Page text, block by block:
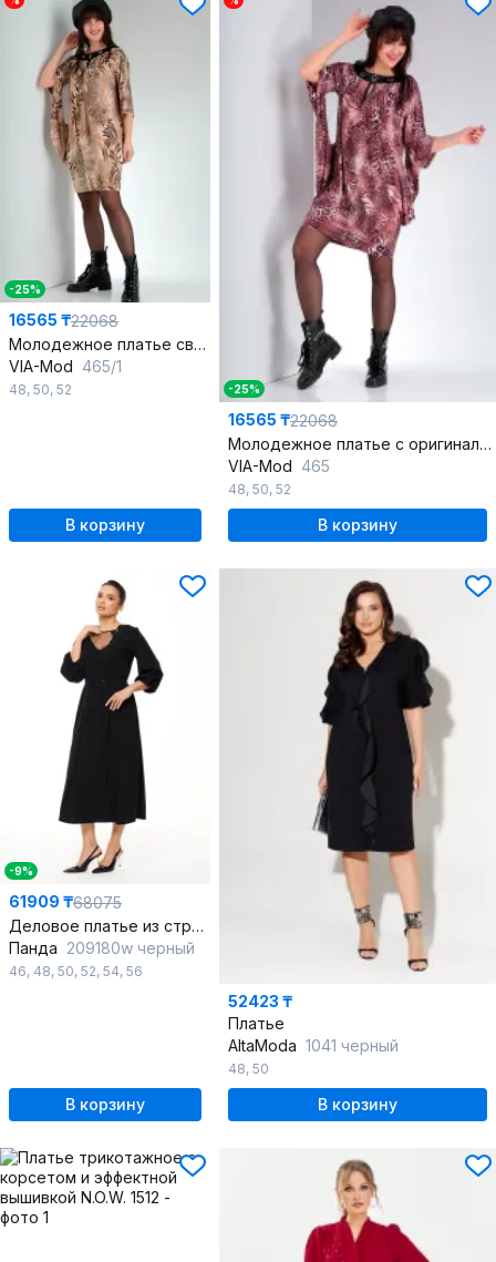
-25%
16565 ₸22068
Молодежное платье свободного силуэта с стразами
VIA-Mod 465/1
48, 50, 52
В корзину
-25%
16565 ₸22068
Молодежное платье с оригинальным рукавом и стразами
VIA-Mod 465
48, 50, 52
В корзину
-9%
61909 ₸68075
Деловое платье из струящейся ткани с стразы и поясом
Панда 209180w черный
46, 48, 50, 52, 54, 56
В корзину
52423 ₸
Платье
AltaModa 1041 черный
48, 50
В корзину